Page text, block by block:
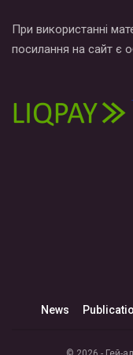
При використанні
посилання на сайт є
News